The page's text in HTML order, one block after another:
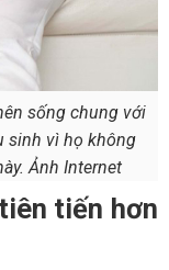
sống chung với
sinh vì họ không
Ảnh Internet
tiến hơn